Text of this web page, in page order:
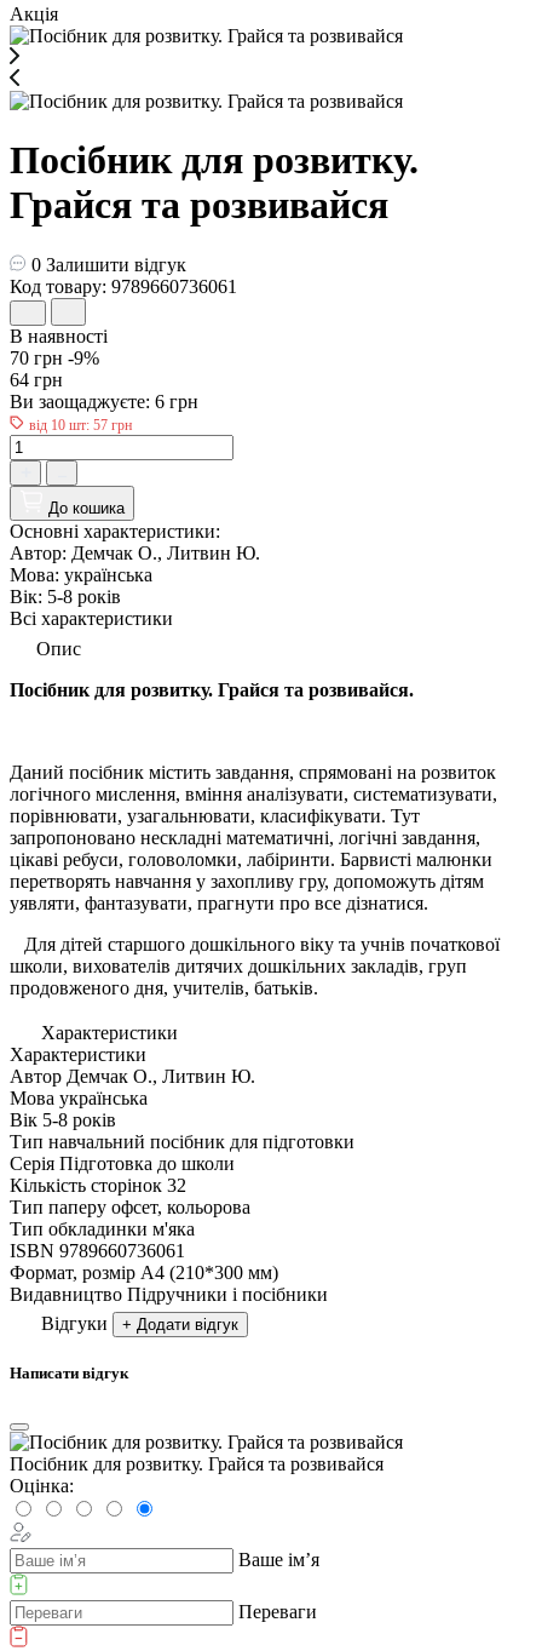
Акція
Посібник для розвитку.
Грайся та розвивайся
0 Залишити відгук
Код товару: 9789660736061
В наявності
70 грн -9%
64 грн
Ви заощаджуєте: 6 грн
від 10 шт: 57 грн
До кошика
Основні характеристики:
Автор: Демчак О., Литвин Ю.
Мова: українська
Вік: 5-8 років
Всі характеристики
Опис
Посібник для розвитку. Грайся та розвивайся.
Даний посібник містить завдання, спрямовані на розвиток
логічного мислення, вміння аналізувати, систематизувати,
порівнювати, узагальнювати, класифікувати. Тут
запропоновано нескладні математичні, логічні завдання,
цікаві ребуси, головоломки, лабіринти. Барвисті малюнки
перетворять навчання у захопливу гру, допоможуть дітям
уявляти, фантазувати, прагнути про все дізнатися.
Для дітей старшого дошкільного віку та учнів початкової
школи, вихователів дитячих дошкільних закладів, груп
продовженого дня, учителів, батьків.
Характеристики
Характеристики
Автор Демчак О., Литвин Ю.
Мова українська
Вік 5-8 років
Тип навчальний посібник для підготовки
Серія Підготовка до школи
Кількість сторінок 32
Тип паперу офсет, кольорова
Тип обкладинки м'яка
ISBN 9789660736061
Формат, розмір А4 (210*300 мм)
Видавництво Підручники і посібники
Відгуки
+ Додати відгук
Написати відгук
Посібник для розвитку. Грайся та розвивайся
Оцінка:
Ваше ім’я
Переваги